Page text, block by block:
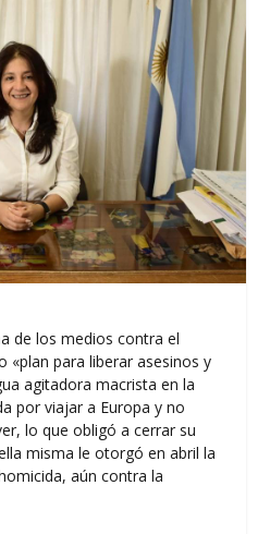
de los medios contra el
«plan para liberar asesinos y
agitadora macrista en la
por viajar a Europa y no
lo que obligó a cerrar su
misma le otorgó en abril la
aún contra la